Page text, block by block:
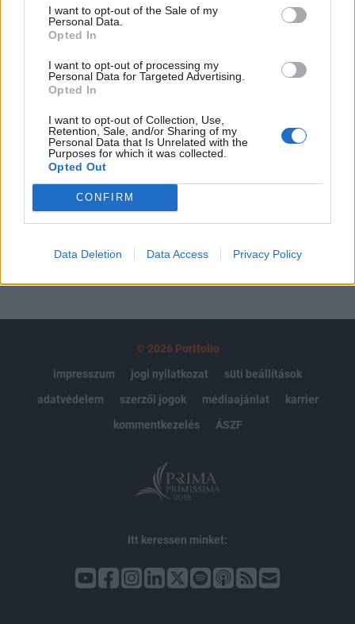
I want to opt-out of the Sale of my
Personal Data.
Opted In
I want to opt-out of processing my
Personal Data for Targeted Advertising.
Opted In
I want to opt-out of Collection, Use,
Retention, Sale, and/or Sharing of my
Personal Data that Is Unrelated with the
Purposes for which it was collected.
Opted Out
CONFIRM
Data Deletion Data Access Privacy Policy
tartozik, melynek olvasása előfizetéses
regisztrációhoz kötött.
Az előfizetés a következőket tartalmazza:
Portfolio.hu teljes cikkarchívum
kötéslistái
MÁR ELŐFIZETŐNK VAGY?BEJELENTKEZÉS
© 2026 Portfolio
impresszum
jogi nyilatkozat
süti beállítások
adatvédelem
szerzői jogok médiaajánlat
karrier
kommentkezelés
ÁSZF
Itt keressen minket: